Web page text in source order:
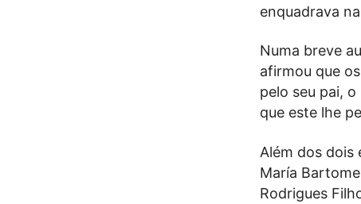
enquadrava
Numa breve
afirmou que
pelo seu pai,
que este lhe
Além dos dois
María
Rodrigues